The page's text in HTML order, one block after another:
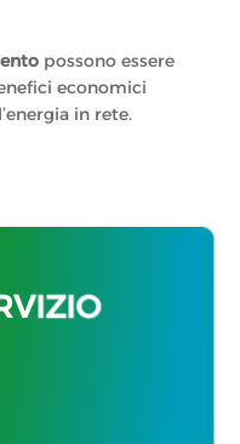
possono essere
economici
in rete.